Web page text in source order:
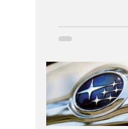
do Japão. A marca
novidades, todas
para o prazer de
“performances”. A
neste Auto Salon,
a participação da